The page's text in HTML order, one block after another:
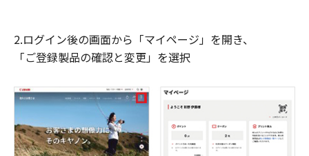
2.ログイン後の画面から「マイページ」を開き、
「ご登録製品の確認と変更」を選択